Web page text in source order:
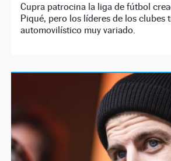
Cupra patrocina la liga de fútbol
Piqué, pero los líderes de los clubes
automovilístico muy variado.